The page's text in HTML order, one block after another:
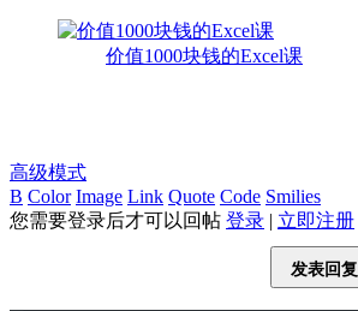
价值1000块钱的Excel课
高级模式
B Color Image Link Quote Code Smilies
您需要登录后才可以回帖 登录 | 立即注册
发表回复